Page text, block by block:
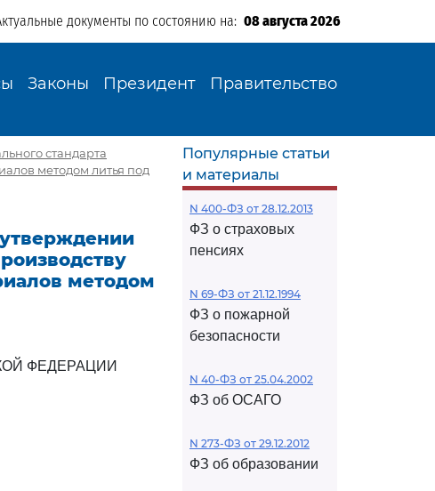
документы по состоянию на: 08 августа 2026
Законы Президент Правительство
стандарта
методом литья под
утверждении
методом
ФЕДЕРАЦИИ
Популярные статьи
и материалы
N 400-ФЗ от 28.12.2013
ФЗ о страховых
пенсиях
N 69-ФЗ от 21.12.1994
ФЗ о пожарной
безопасности
N 40-ФЗ от 25.04.2002
ФЗ об ОСАГО
N 273-ФЗ от 29.12.2012
ФЗ об образовании